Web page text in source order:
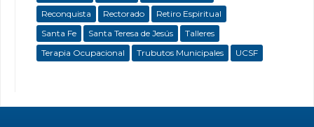
Reconquista
Rectorado
Retiro Espiritual
Santa Fe
Santa Teresa de Jesús
Talleres
Terapia Ocupacional
Trubutos Municipales UCSF